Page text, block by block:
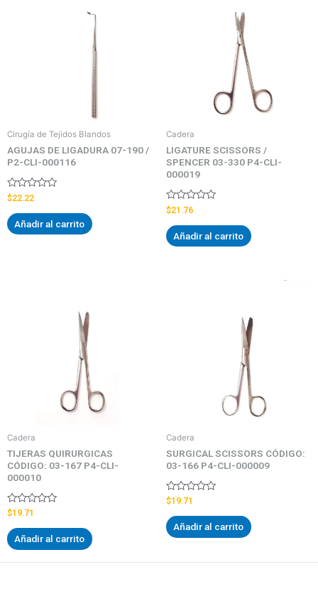
Cirugía de Tejidos Blandos
AGUJAS DE LIGADURA 07-190 /
P2-CLI-000116
Valorado
con
0
de
5
$22.22
Añadir al carrito
Cadera
LIGATURE SCISSORS /
SPENCER 03-330 P4-CLI-
000019
Valorado
con
0
de
5
$21.76
Añadir al carrito
Cadera
TIJERAS QUIRURGICAS
CÓDIGO: 03-167 P4-CLI-
000010
Valorado
0
de
5
$19.71
Añadir al carrito
Cadera
SURGICAL SCISSORS CÓDIGO:
03-166 P4-CLI-000009
Valorado
0
de
5
$19.71
Añadir al carrito